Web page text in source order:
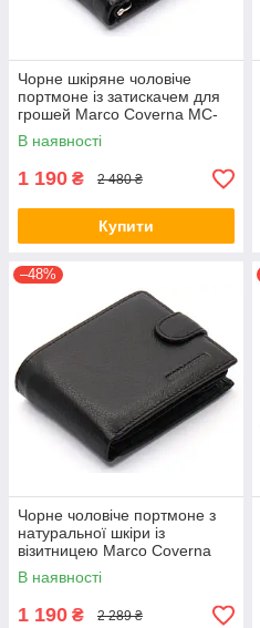
Чорне шкіряне чоловіче
портмоне із затискачем для
грошей Marco Coverna MC-
2006H-1
В наявності
1 190 ₴ 2 480 ₴
Купити
–48%
Чорне чоловіче портмоне з
натуральної шкіри із
візитницею Marco Coverna
MC-2057-1
В наявності
1 190 ₴ 2 289 ₴